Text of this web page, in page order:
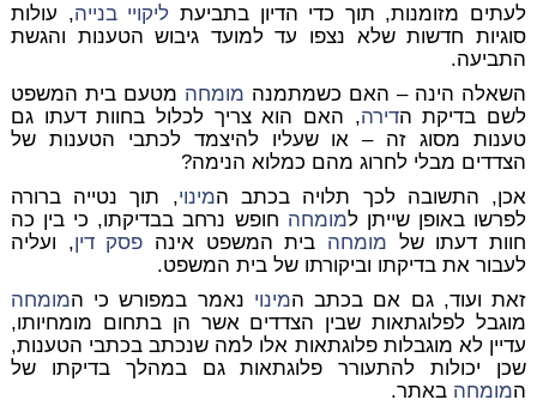
לעתים מזומנות, תוך כדי הדיון בתביעת ליקויי בנייה, עולות
סוגיות חדשות שלא נצפו עד למועד גיבוש הטענות והגשת
התביעה.
השאלה הינה – האם כשמתמנה מומחה מטעם בית המשפט
לשם בדיקת הדירה, האם הוא צריך לכלול בחוות דעתו גם
טענות מסוג זה – או שעליו להיצמד לכתבי הטענות של
הצדדים מבלי לחרוג מהם כמלוא הנימה?
אכן, התשובה לכך תלויה בכתב המינוי, תוך נטייה ברורה
לפרשו באופן שייתן למומחה חופש נרחב בבדיקתו, כי בין כה
חוות דעתו של מומחה בית המשפט אינה פסק דין, ועליה
לעבור את בדיקתו וביקורתו של בית המשפט.
זאת ועוד, גם אם בכתב המינוי נאמר במפורש כי המומחה
מוגבל לפלוגתאות שבין הצדדים אשר הן בתחום מומחיותו,
עדיין לא מוגבלות פלוגתאות אלו למה שנכתב בכתבי הטענות,
שכן יכולות להתעורר פלוגתאות גם במהלך בדיקתו של
המומחה באתר.